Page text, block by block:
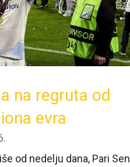
na regruta od
evra
od nedelju dana, Pari Sen